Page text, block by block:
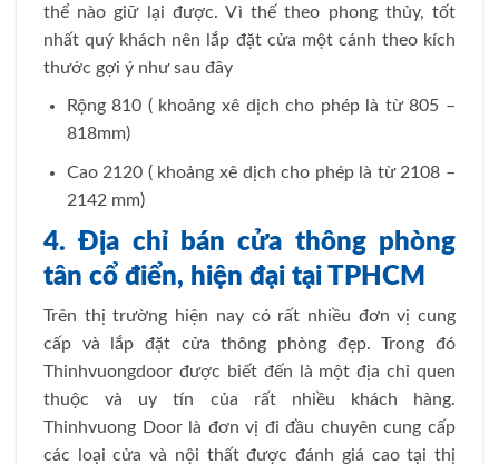
thể nào giữ lại được. Vì thế theo phong thủy, tốt
nhất quý khách nên lắp đặt cửa một cánh theo kích
thước gợi ý như sau đây
Rộng 810 ( khoảng xê dịch cho phép là từ 805 –
818mm)
Cao 2120 ( khoảng xê dịch cho phép là từ 2108 –
2142 mm)
4. Địa chỉ bán cửa thông phòng
tân cổ điển, hiện đại tại TPHCM
Trên thị trường hiện nay có rất nhiều đơn vị cung
cấp và lắp đặt cửa thông phòng đẹp. Trong đó
Thinhvuongdoor được biết đến là một địa chỉ quen
thuộc và uy tín của rất nhiều khách hàng.
Thinhvuong Door là đơn vị đi đầu chuyên cung cấp
các loại cửa và nội thất được đánh giá cao tại thị